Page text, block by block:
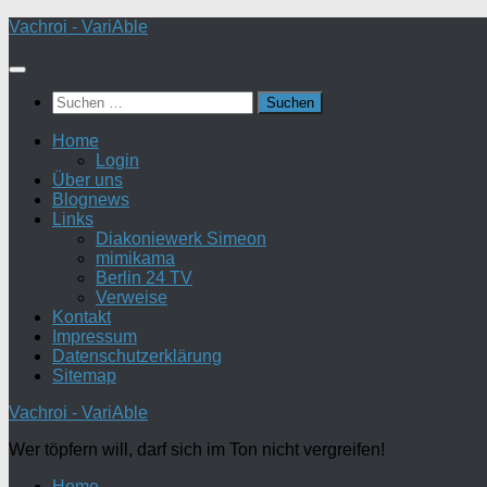
Zum
springen
Vachroi - VariAble
Suchen
nach:
Home
Login
Über uns
Blognews
Links
Diakoniewerk Simeon
mimikama
Berlin 24 TV
Verweise
Kontakt
Impressum
Datenschutzerklärung
Sitemap
Vachroi - VariAble
Wer töpfern will, darf sich im Ton nicht vergreifen!